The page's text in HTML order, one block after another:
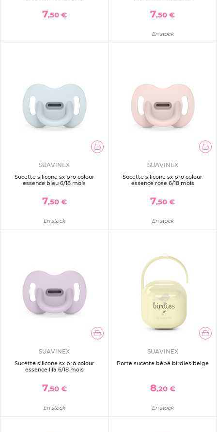
7,50 € 7,50 €
En stock
SUAVINEX
Sucette silicone sx pro colour
essence bleu 6/18 mois
7,50 €
En stock
SUAVINEX
Sucette silicone sx pro colour
essence rose 6/18 mois
7,50 €
En stock
SUAVINEX
Sucette silicone sx pro colour
essence lila 6/18 mois
7,50 €
En stock
SUAVINEX
Porte sucette bébé birdies beige
8,20 €
En stock